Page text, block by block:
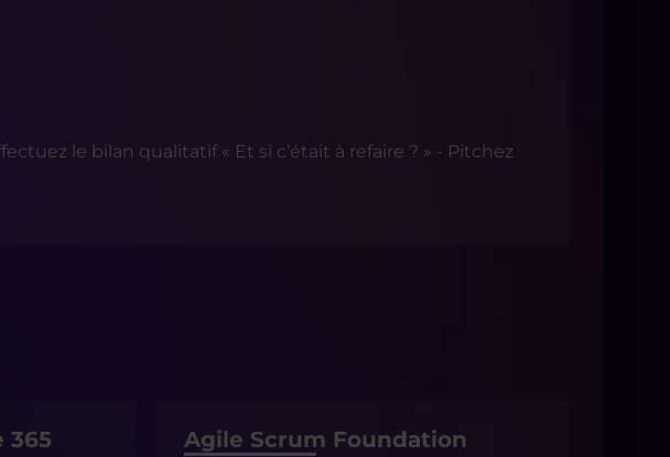
le bilan qualitatif « Et si c’était à refaire ? » - Pitchez
365 Agile Scrum Foundation